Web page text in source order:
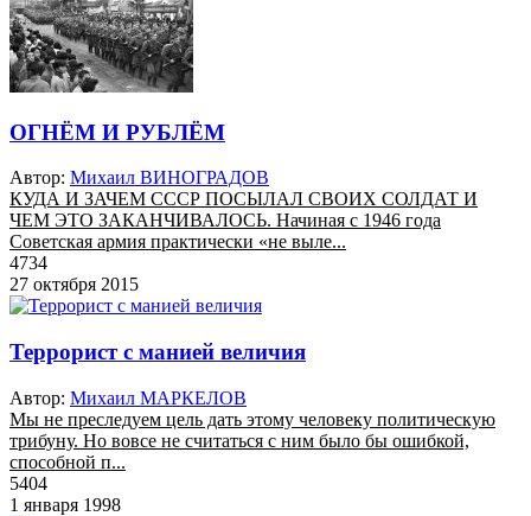
ОГНЁМ И РУБЛЁМ
Автор: Михаил ВИНОГРАДОВ
КУДА И ЗАЧЕМ СССР ПОСЫЛАЛ СВОИХ СОЛДАТ И
ЧЕМ ЭТО ЗАКАНЧИВАЛОСЬ. Начиная с 1946 года
Советская армия практически «не выле...
4734
27 октября 2015
Террорист с манией величия
Автор: Михаил МАРКЕЛОВ
Мы не преследуем цель дать этому человеку политическую
трибуну. Но вовсе не считаться с ним было бы ошибкой,
способной п...
5404
1 января 1998